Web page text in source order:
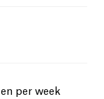
per week